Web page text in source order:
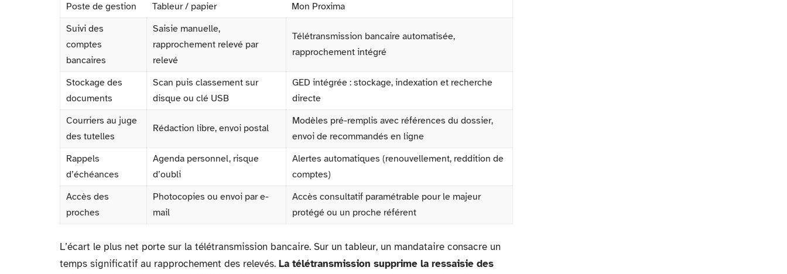
Poste de gestion Tableur / papier
Mon Proxima
Suivi des
comptes
bancaires
Saisie manuelle,
rapprochement relevé par
relevé
Télétransmission bancaire automatisée,
rapprochement intégré
Stockage des
documents
Scan puis classement sur
disque ou clé USB
GED intégrée : stockage, indexation et recherche
directe
Courriers au juge
des tutelles
Rédaction libre, envoi postal
Modèles pré-remplis avec références du dossier,
envoi de recommandés en ligne
Rappels
d’échéances
Agenda personnel, risque
d’oubli
Alertes automatiques (renouvellement, reddition de
comptes)
Accès des
proches
Photocopies ou envoi par e-
mail
Accès consultatif paramétrable pour le majeur
protégé ou un proche référent
L’écart le plus net porte sur la télétransmission bancaire. Sur un tableur, un mandataire consacre un
temps significatif au rapprochement des relevés. La télétransmission supprime la ressaisie des